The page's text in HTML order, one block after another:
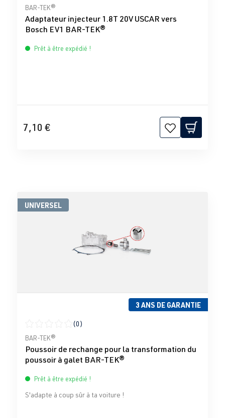
Note moyenne de 5 sur 5 étoiles
BAR-TEK®
Adaptateur injecteur 1.8T 20V USCAR vers
Bosch EV1 BAR-TEK®
Prêt à être expédié !
7,10 €
UNIVERSEL
3 ANS DE GARANTIE
Note moyenne de 0 sur 5 étoiles
(0)
BAR-TEK®
Poussoir de rechange pour la transformation du
poussoir à galet BAR-TEK®
Prêt à être expédié !
S'adapte à coup sûr à ta voiture !